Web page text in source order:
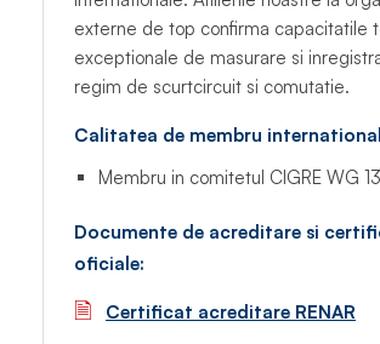
externe de top confirma capacitatile
exceptionale de masurare si
regim de scurtcircuit si comutatie.
Calitatea de membru
Membru in comitetul CIGRE WG
Documente de acreditare si
oficiale:
🗎 Certificat acreditare RENAR